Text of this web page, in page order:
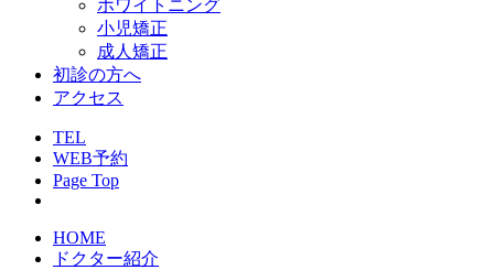
ホワイトニング
小児矯正
成人矯正
初診の方へ
アクセス
TEL
WEB予約
Page Top
HOME
ドクター紹介